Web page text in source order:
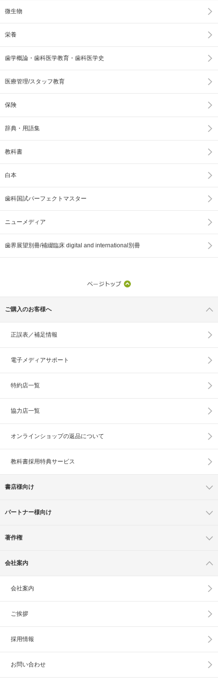
微生物
栄養
歯学概論・歯科医学教育・歯科医学史
医療管理/スタッフ教育
保険
辞典・用語集
教科書
白本
歯科国試パーフェクトマスター
ニューメディア
歯界展望別冊/補綴臨床 digital and international別冊
ご購入のお客様へ
正誤表／補足情報
電子メディアサポート
特約店一覧
協力店一覧
オンラインショップの返品について
教科書採用特典サービス
書店様向け
パートナー様向け
著作権
会社案内
会社案内
ご挨拶
採用情報
お問い合わせ